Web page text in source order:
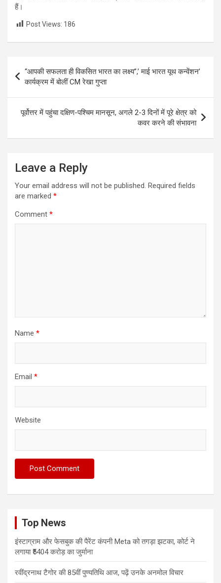
हैं।
Post Views: 186
navigation
“आपकी सफलता ही विकसित भारत का लक्ष्य”,’ माई भारत यूथ कन्वेंशन’
कार्यक्रम में बोलीं CM रेखा गुप्ता
पूर्वोत्तर में पहुंचा दक्षिण-पश्चिम मानसून, अगले 2-3 दिनों में पूरे क्षेत्र को
कवर करने की संभावना
Leave a Reply
Your email address will not be published. Required fields
are marked *
Comment *
Name *
Email *
Website
Top News
इंस्टाग्राम और फेसबुक की पैरेंट कंपनी Meta को तगड़ा झटका, कोर्ट ने
लगाया ₹5404 करोड़ का जुर्माना
रवींद्रनाथ टैगोर की 85वीं पुण्यतिथि आज, पढ़ें उनके अनमोल विचार